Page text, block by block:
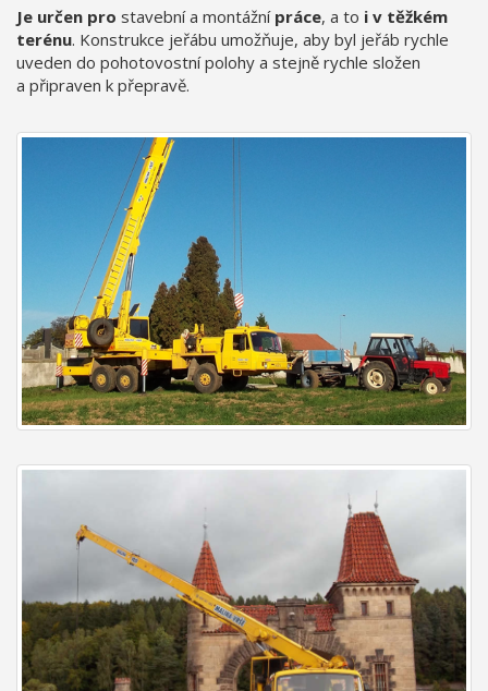
Je určen pro stavební a montážní práce, a to i v těžkém
terénu. Konstrukce jeřábu umožňuje, aby byl jeřáb rychle
uveden do pohotovostní polohy a stejně rychle složen
a připraven k přepravě.